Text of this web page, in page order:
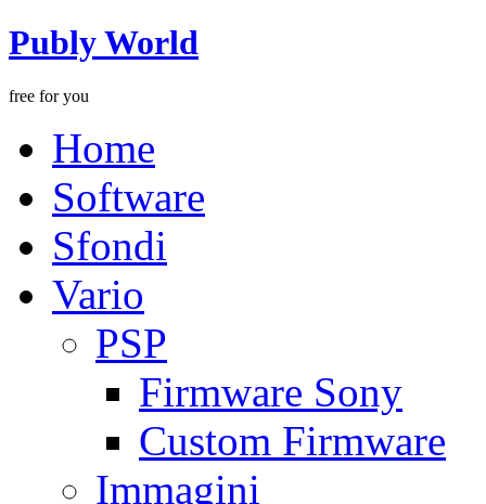
Publy World
free for you
Home
Software
Sfondi
Vario
PSP
Firmware Sony
Custom Firmware
Immagini